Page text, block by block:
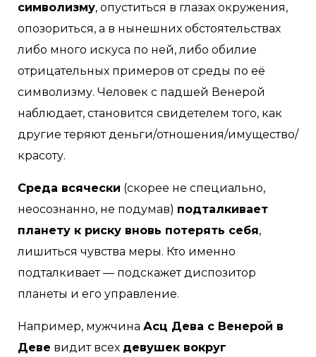
символизму, опуститься в глазах окружения,
опозориться, а в нынешних обстоятельствах
либо много искуса по ней, либо обилие
отрицательных примеров от среды по её
символизму. Человек с падшей Венерой
наблюдает, становится свидетелем того, как
другие теряют деньги/отношения/имущество/
красоту.
Среда всячески (скорее не специально,
неосознанно, не подумав) подталкивает
планету к риску вновь потерять себя,
лишиться чувства меры. Кто именно
подталкивает — подскажет диспозитор
планеты и его управление.
Например, мужчина Асц Дева с Венерой в
Деве видит всех девушек вокруг